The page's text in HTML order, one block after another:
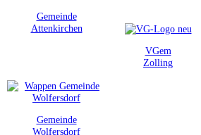
Gemeinde
Attenkirchen
VGem
Zolling
Gemeinde
Wolfersdorf